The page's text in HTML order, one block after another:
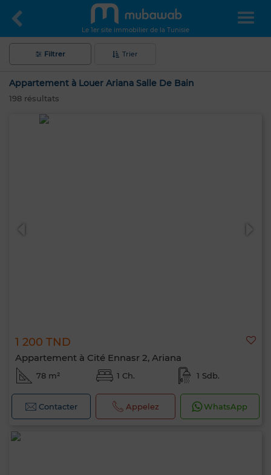
Le 1er site immobilier de la Tunisie
Filtrer Trier
Appartement à Louer Ariana Salle De Bain
198 résultats
1 200 TND
Appartement à Cité Ennasr 2, Ariana
78 m² 1 Ch. 1 Sdb.
Contacter Appelez WhatsApp